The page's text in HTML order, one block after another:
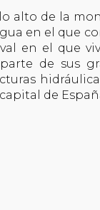
alto de la
en el que
en el que
de sus
de